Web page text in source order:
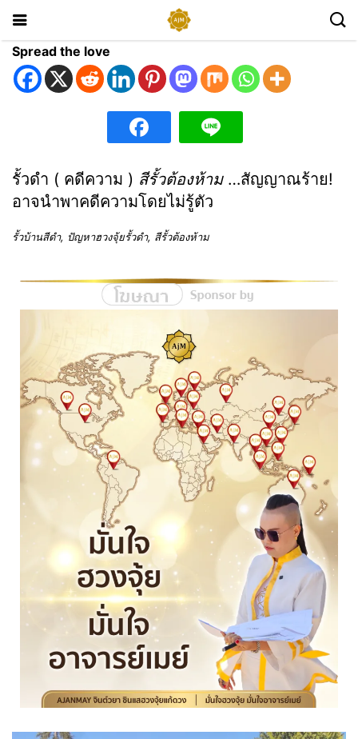
Spread the love
รั้วดำ ( คดีความ ) สีรั้วต้องห้าม…สัญญาณร้าย!
อาจนำพาคดีความโดยไม่รู้ตัว
รั้วบ้านสีดำ, ปัญหาฮวงจุ้ยรั้วดำ, สีรั้วต้องห้าม